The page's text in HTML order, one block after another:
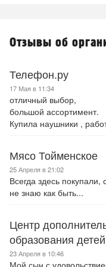
Отзывы об
Телефон.ру
17 Мая в 11:34
отличный выбор,
большой ассортимент.
Купила наушники ,
Мясо Тойменское
25 Апреля в 21:02
Всегда здесь покупали,
не знаю как быть...
Центр
образования детей
23 Апреля в 10:46
Мой сын с